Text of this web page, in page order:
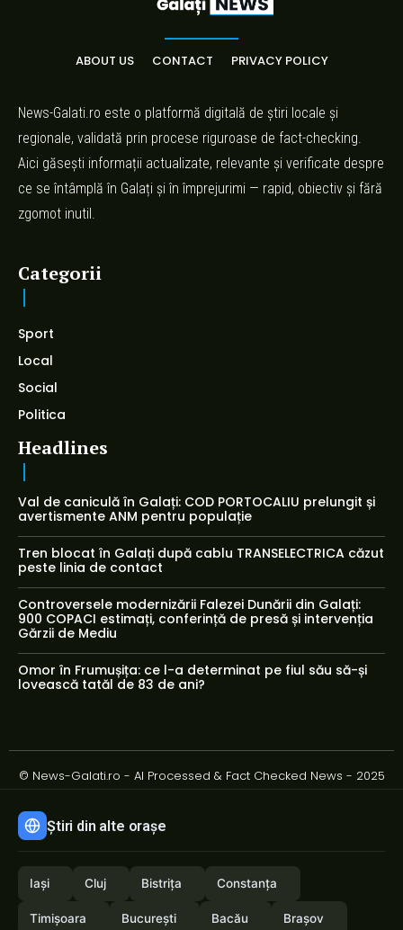
ABOUT US CONTACT PRIVACY POLICY
News-Galati.ro este o platformă digitală de știri locale și
regionale, validată prin procese riguroase de fact-checking.
Aici găsești informații actualizate, relevante și verificate despre
ce se întâmplă în Galați și în împrejurimi — rapid, obiectiv și fără
zgomot inutil.
Categorii
Sport
Local
Social
Politica
Headlines
Val de caniculă în Galați: COD PORTOCALIU prelungit și
avertismente ANM pentru populație
Tren blocat în Galați după cablu TRANSELECTRICA căzut
peste linia de contact
Controversele modernizării Falezei Dunării din Galați:
900 COPACI estimați, conferință de presă și intervenția
Gărzii de Mediu
Omor în Frumușița: ce l-a determinat pe fiul său să-și
lovească tatăl de 83 de ani?
© News-Galati.ro - AI Processed & Fact Checked News - 2025
Știri din alte orașe
Iași Cluj Bistrița Constanța
Timișoara București Bacău Brașov